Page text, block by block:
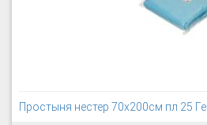
Простыня нестер 70х200см пл 25